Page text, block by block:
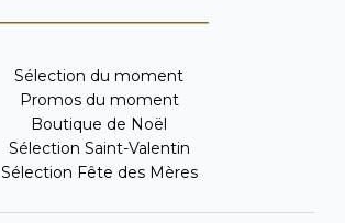
Sélection du moment
Promos du moment
Boutique de Noël
Sélection Saint-Valentin
Sélection Fête des Mères